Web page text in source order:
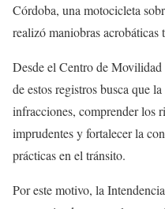
Córdoba, una motocicleta
realizó maniobras acrobáticas
Desde el Centro de
de estos registros busca que
infracciones, comprender los
imprudentes y fortalecer la
prácticas en el tránsito.
Por este motivo, la